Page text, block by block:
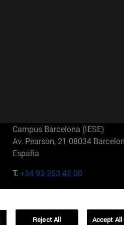
Campus Barcelona (IESE)
Av. Pearson, 21 08034
España
T.+34 93 253 42 00
01321001 Bela Vista Brasil
Reject All Accept All